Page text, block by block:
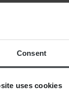
Consent
uses cookies